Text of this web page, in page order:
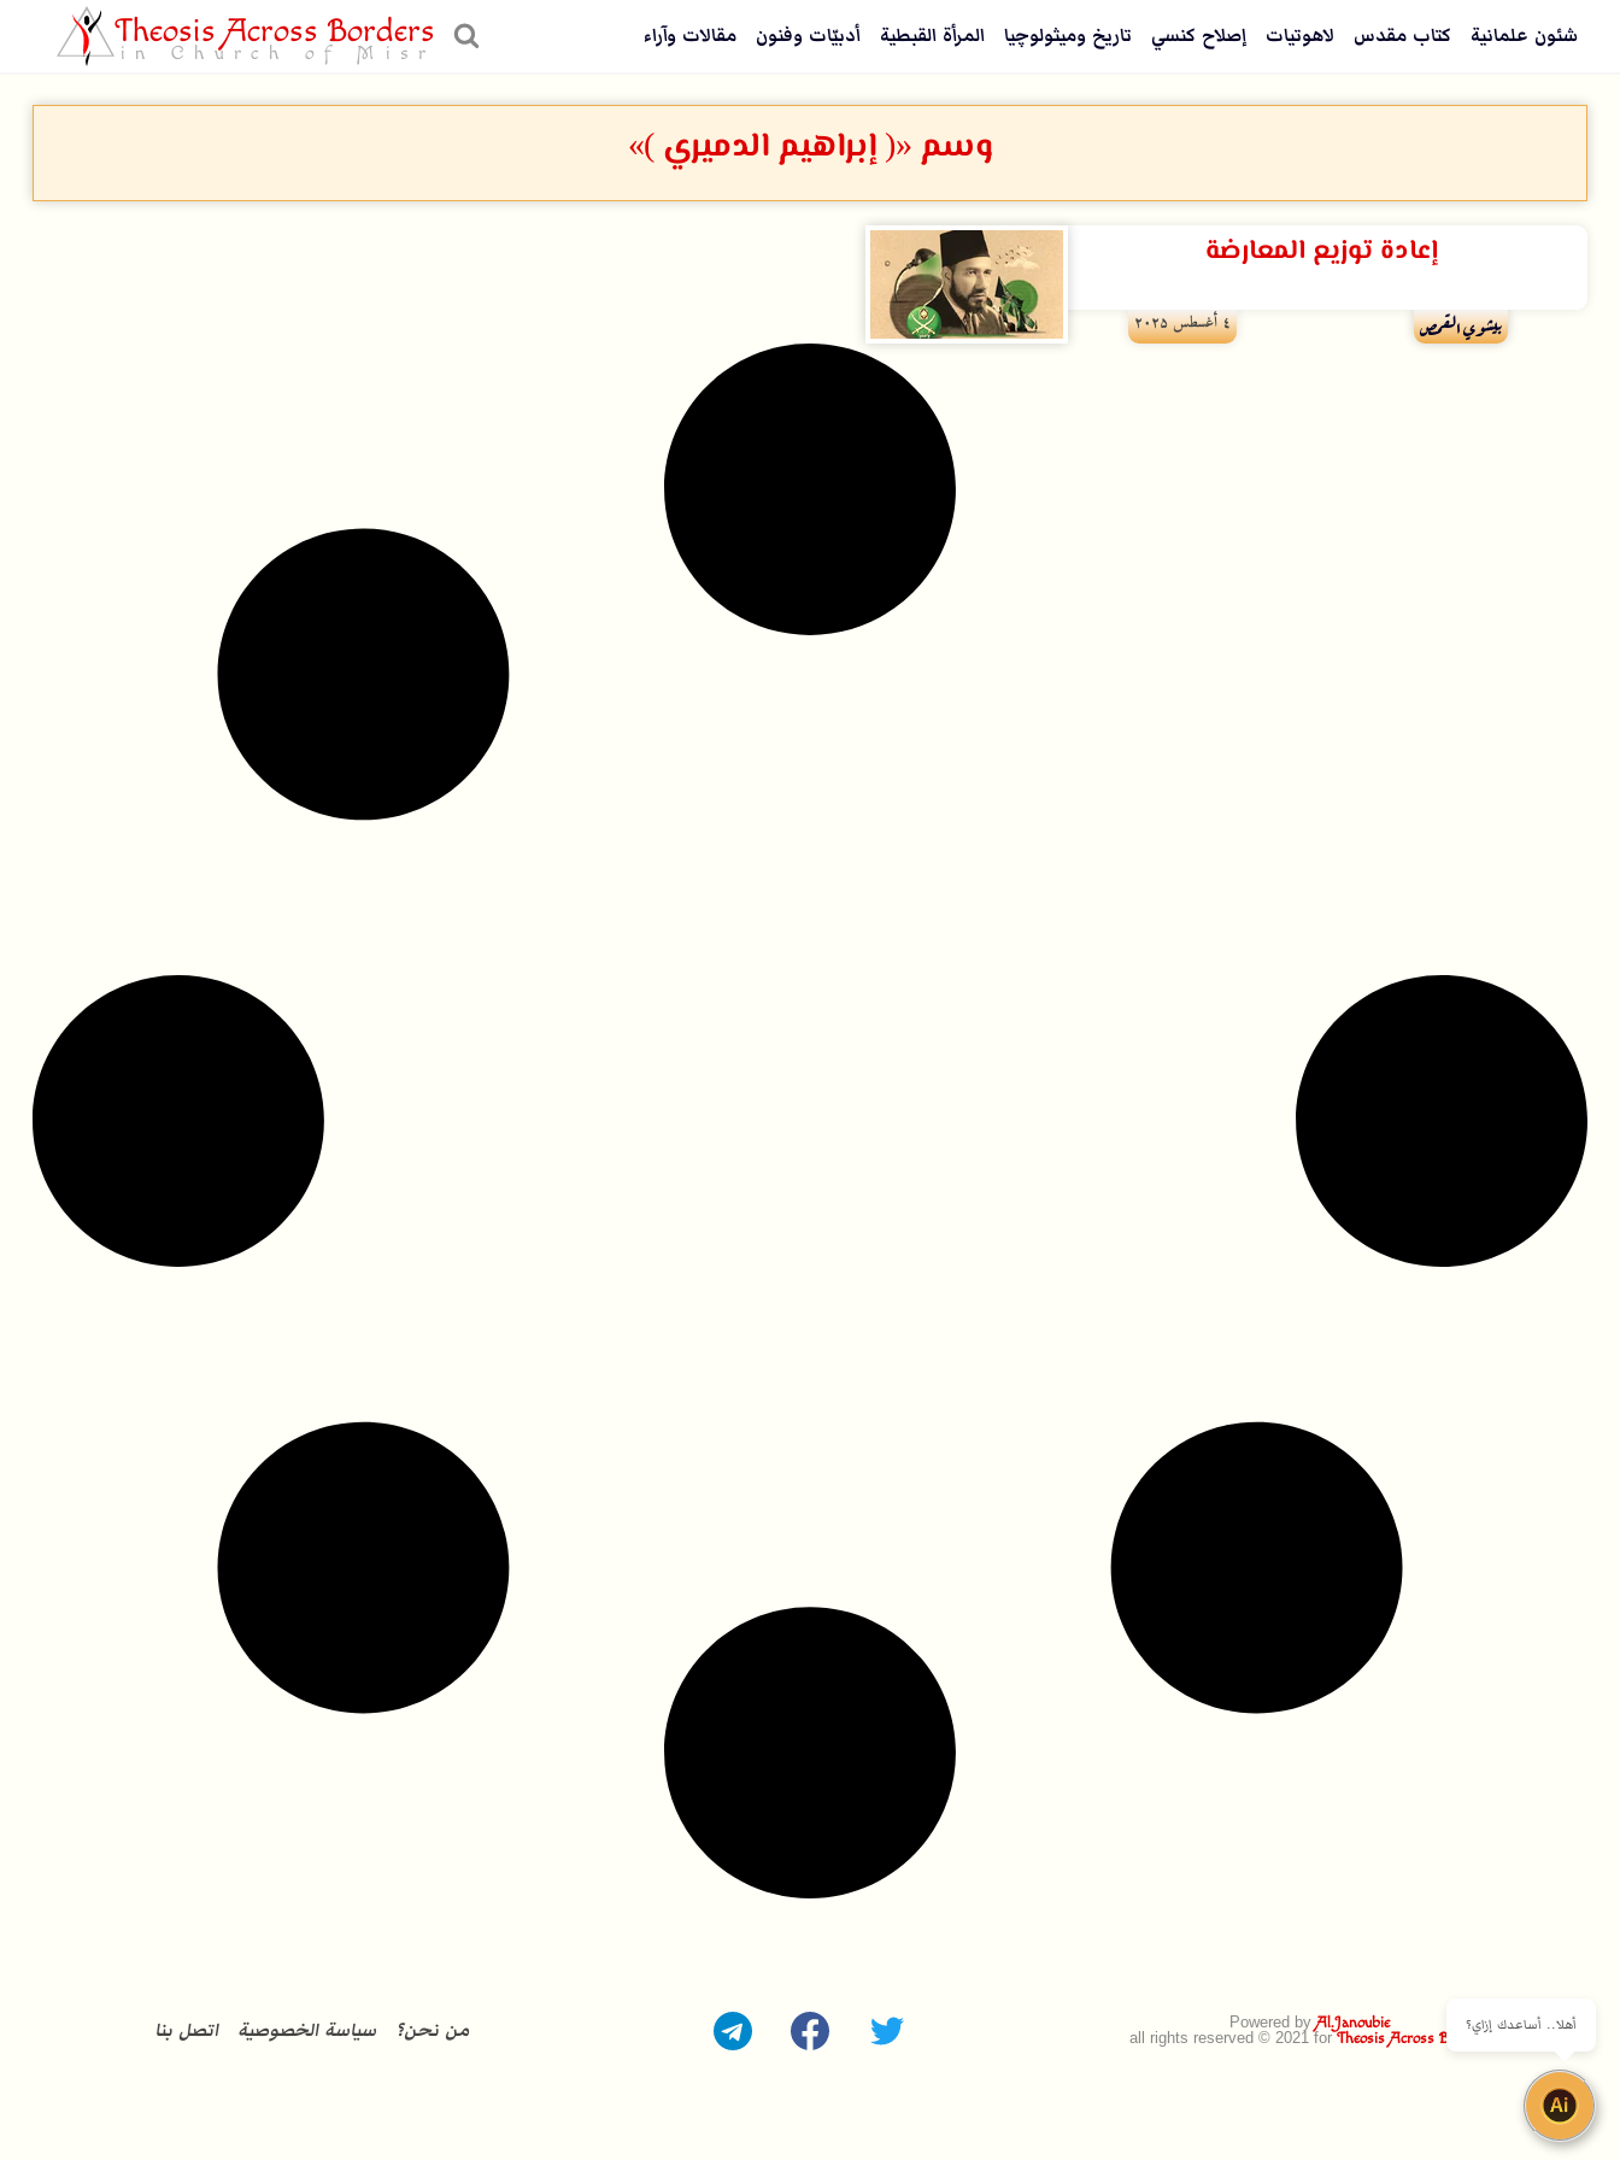
شئون علمانية كتاب مقدس لاهوتيات إصلاح كنسي تاريخ وميثولوچيا المرأة القبطية أدبيّات وفنون مقالات وآراء Theosis Across Borders
in Church of Misr
وسم «( إبراهيم الدميري )»
إعادة توزيع المعارضة
بيشوي القمص ٤ أغسطس ۲۰۲۵
Powered byAl.Janoubie
all rights reserved © 2021 forTheosis Across Borders من نحن؟ سياسة الخصوصية اتصل بنا أهلا.. أساعدك إزاي؟